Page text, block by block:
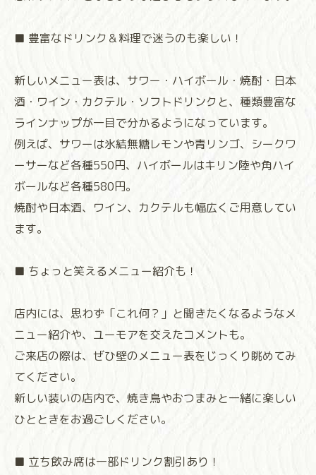
■ 豊富なドリンク＆料理で迷うのも楽しい！
新しいメニュー表は、サワー・ハイボール・焼酎・日本
酒・ワイン・カクテル・ソフトドリンクと、種類豊富な
ラインナップが一目で分かるようになっています。
例えば、サワーは氷結無糖レモンや青リンゴ、シークワ
ーサーなど各種550円、ハイボールはキリン陸や角ハイ
ボールなど各種580円。
焼酎や日本酒、ワイン、カクテルも幅広くご用意してい
ます。
■ ちょっと笑えるメニュー紹介も！
店内には、思わず「これ何？」と聞きたくなるようなメ
ニュー紹介や、ユーモアを交えたコメントも。
ご来店の際は、ぜひ壁のメニュー表をじっくり眺めてみ
てください。
新しい装いの店内で、焼き鳥やおつまみと一緒に楽しい
ひとときをお過ごしください。
■ 立ち飲み席は一部ドリンク割引あり！